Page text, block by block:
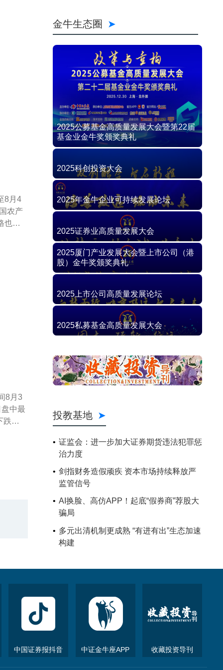
8月4
农产
也一
8月3
中最
跌